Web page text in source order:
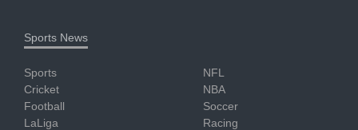
Sports News
Sports
Cricket
Football
LaLiga
NFL
NBA
Soccer
Racing